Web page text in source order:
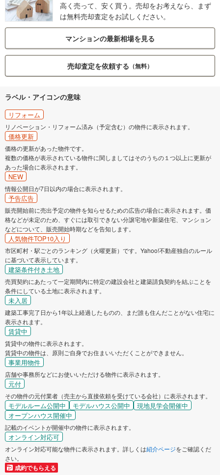
高く売って、安く買う。売却をお考えなら、まず
は無料売却査定をお試しください。
マンションの最新相場を見る
売却査定を依頼する （無料）
ラベル・アイコンの意味
リフォーム
リノベーション・リフォーム済み（予定含む）の物件に表示されます。
価格更新
価格の更新があった物件です。
複数の価格が表示されている物件に関しましてはそのうちの１つ以上に更新が
あった場合に表示されます。
NEW
情報公開日が7日以内の場合に表示されます。
予告広告
販売開始前に売出予定の物件を知らせるための広告の場合に表示されます。価
格などが未定のため、すぐには取引できない分譲宅地や新築住宅、マンション
などについて、販売開始時期などを告知します。
人気物件TOP10入り
市区町村・駅ごとのランキング（火曜更新）です。Yahoo!不動産独自のルール
に基づいて表示しています。
建築条件付き土地
売買契約にあたって一定期間内に特定の建設会社と建築請負契約を結ぶことを
条件にしている土地に表示されます。
未入居
建築工事完了日から1年以上経過したものの、まだ誰も住んだことがない住宅に
表示されます。
賃貸中
賃貸中の物件に表示されます。
賃貸中の物件は、原則ご自身でお住まいいただくことができません。
事業用物件
店舗や事務所などにお使いいただける物件に表示されます。
元付
その物件の元付業者（売主から直接依頼を受けている会社）に表示されます。
モデルルーム公開中 モデルハウス公開中
現地見学会開催中
オープンハウス開催中
記載のイベントが開催中の物件に表示されます。
オンライン対応可
オンライン対応可能な物件に表示されます。詳しくは紹介ページをご確認くだ
さい。
成約でもらえる